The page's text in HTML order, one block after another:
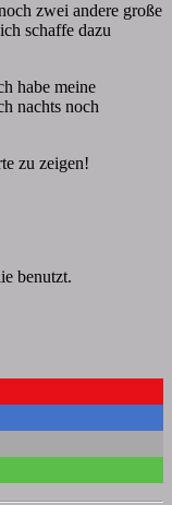
zwei andere große
schaffe dazu
habe meine
nachts noch
zu zeigen!
benutzt.